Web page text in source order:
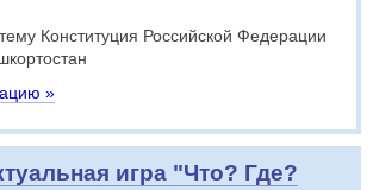
Конституция Российской Федерации
»
игра "Что? Где?